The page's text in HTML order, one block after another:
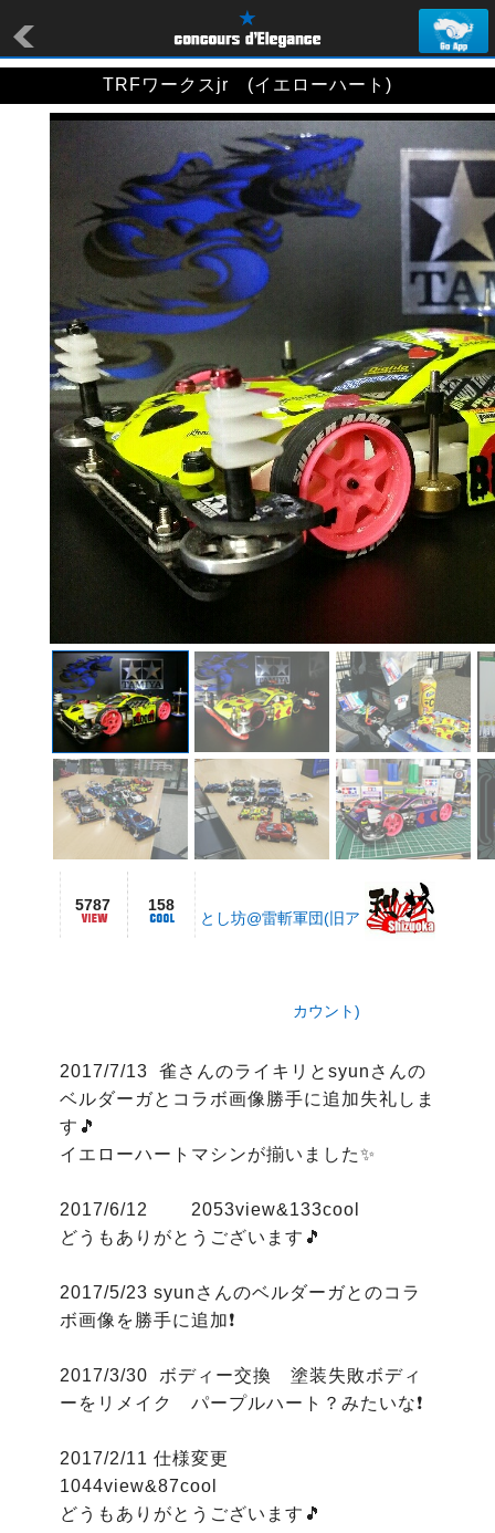
TRFワークスjr (イエローハート)
5787 158
とし坊@雷斬軍団(旧ア
カウント)
2017/7/13  雀さんのライキリとsyunさんの
ベルダーガとコラボ画像勝手に追加失礼しま
す🎵
イエローハートマシンが揃いました✨
2017/6/12 　　2053view&133cool
どうもありがとうございます🎵
2017/5/23 syunさんのベルダーガとのコラ
ボ画像を勝手に追加❗
2017/3/30  ボディー交換　塗装失敗ボディ
ーをリメイク　パープルハート？みたいな❗
2017/2/11 仕様変更
1044view&87cool
どうもありがとうございます🎵